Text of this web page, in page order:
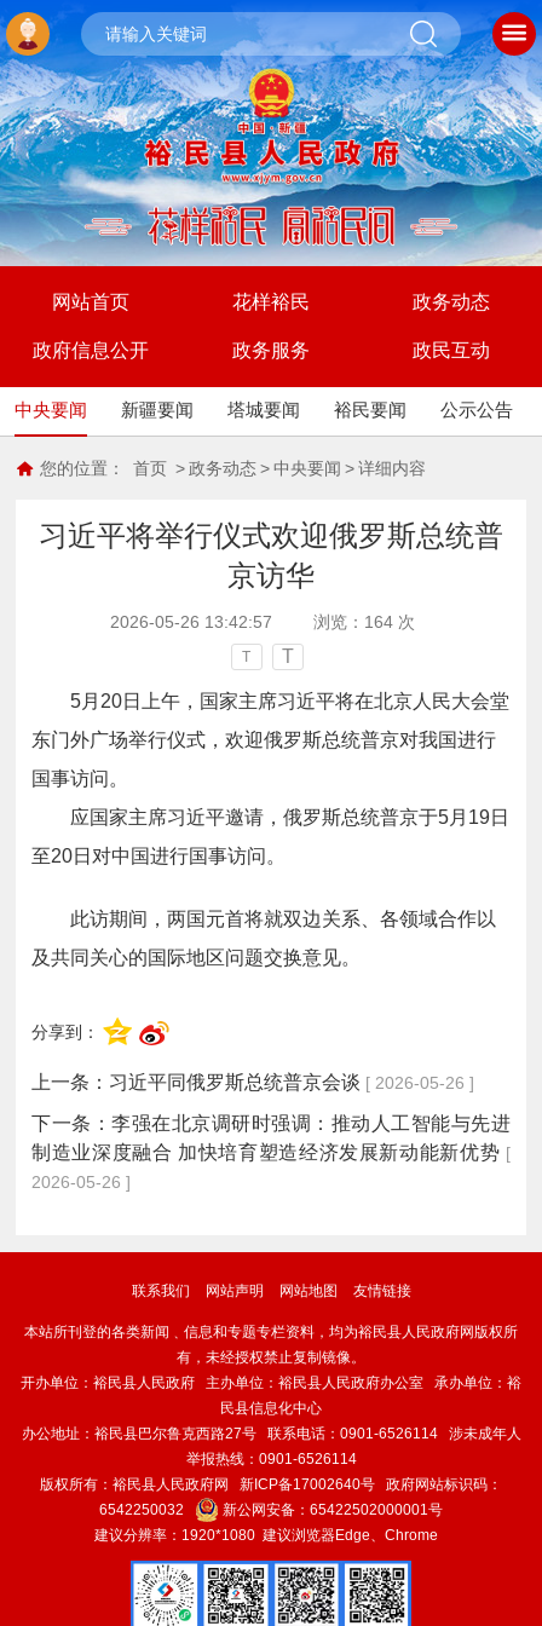
网站首页 花样裕民 政务动态
政府信息公开 政务服务 政民互动
中央要闻 新疆要闻 塔城要闻 裕民要闻 公示公告
您的位置： 首页 > 政务动态 > 中央要闻 > 详细内容
习近平将举行仪式欢迎俄罗斯总统普
京访华
2026-05-26 13:42:57 浏览： 164次
T T
5月20日上午，国家主席习近平将在北京人民大会堂
东门外广场举行仪式，欢迎俄罗斯总统普京对我国进行
国事访问。
应国家主席习近平邀请，俄罗斯总统普京于5月19日
至20日对中国进行国事访问。
此访期间，两国元首将就双边关系、各领域合作以
及共同关心的国际地区问题交换意见。
分享到：
上一条： 习近平同俄罗斯总统普京会谈 [ 2026-05-26 ]
下一条：李强在北京调研时强调：推动人工智能与先进
制造业深度融合 加快培育塑造经济发展新动能新优势 [
2026-05-26 ]
联系我们 网站声明 网站地图 友情链接
本站所刊登的各类新闻﹑信息和专题专栏资料，均为裕民县人民政府网版权所
有，未经授权禁止复制镜像。
开办单位：裕民县人民政府 主办单位：裕民县人民政府办公室 承办单位：裕
民县信息化中心
办公地址：裕民县巴尔鲁克西路27号 联系电话：0901-6526114 涉未成年人
举报热线：0901-6526114
版权所有：裕民县人民政府网 新ICP备17002640号 政府网站标识码：
6542250032
新公网安备： 65422502000001号
建议分辨率：1920*1080 建议浏览器Edge、Chrome